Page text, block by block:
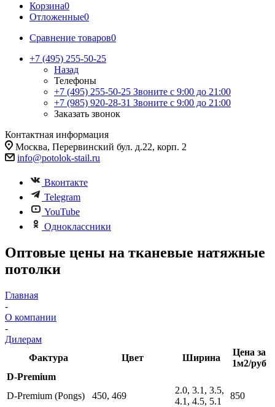
Корзина0
Отложенные0
Сравнение товаров0
+7 (495) 255-50-25
Назад
Телефоны
+7 (495) 255-50-25 Звоните с 9:00 до 21:00
+7 (985) 920-28-31 Звоните с 9:00 до 21:00
Заказать звонок
Контактная информация
Москва, Перервинский бул. д.22, корп. 2
info@potolok-stail.ru
Вконтакте
Telegram
YouTube
Одноклассники
Оптовые цены на тканевые натяжные
потолки
Главная
-
О компании
-
Дилерам
Фактура
Цвет Ширина
Цена за
1м2/руб
D-Premium
D-Premium (Pongs)
450, 469
2.0, 3.1, 3.5,
4.1, 4.5, 5.1
850